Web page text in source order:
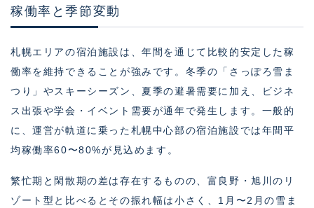
稼働率と季節変動
札幌エリアの宿泊施設は、年間を通じて比較的安定した稼
働率を維持できることが強みです。冬季の「さっぽろ雪ま
つり」やスキーシーズン、夏季の避暑需要に加え、ビジネ
ス出張や学会・イベント需要が通年で発生します。一般的
に、運営が軌道に乗った札幌中心部の宿泊施設では年間平
均稼働率60〜80%が見込めます。
繁忙期と閑散期の差は存在するものの、富良野・旭川のリ
ゾート型と比べるとその振れ幅は小さく、1月〜2月の雪ま